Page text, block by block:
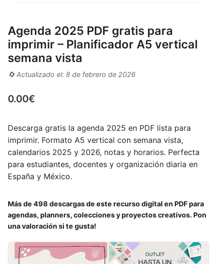
Agenda 2025 PDF gratis para
imprimir – Planificador A5 vertical
semana vista
🔄 Actualizado el: 8 de febrero de 2026
0.00€
Descarga gratis la agenda 2025 en PDF lista para
imprimir. Formato A5 vertical con semana vista,
calendarios 2025 y 2026, notas y horarios. Perfecta
para estudiantes, docentes y organización diaria en
España y México.
Más de 498 descargas de este recurso digital en PDF para
agendas, planners, colecciones y proyectos creativos. Pon
una valoración si te gusta!